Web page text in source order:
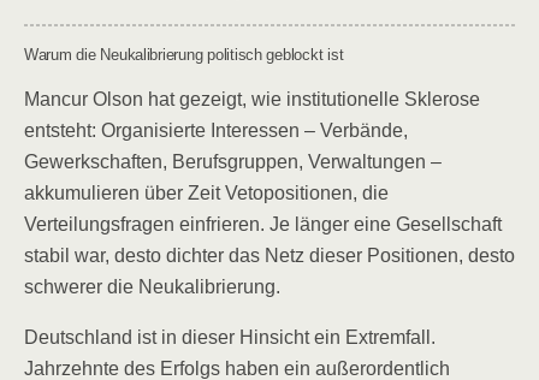
Warum die Neukalibrierung politisch geblockt ist
Mancur Olson hat gezeigt, wie institutionelle Sklerose
entsteht: Organisierte Interessen – Verbände,
Gewerkschaften, Berufsgruppen, Verwaltungen –
akkumulieren über Zeit Vetopositionen, die
Verteilungsfragen einfrieren. Je länger eine Gesellschaft
stabil war, desto dichter das Netz dieser Positionen, desto
schwerer die Neukalibrierung.
Deutschland ist in dieser Hinsicht ein Extremfall.
Jahrzehnte des Erfolgs haben ein außerordentlich